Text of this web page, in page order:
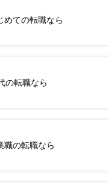
めての転職なら
の転職なら
職の転職なら